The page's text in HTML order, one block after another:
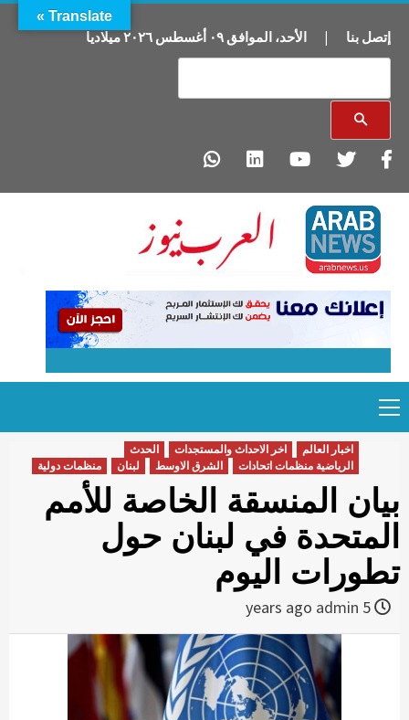
إتصل بنا | الأحد، الموافق٠٩ أغسطس ٢٠٢٦ميلاديا
to
content
Menu
اخبار العالم اخر الاحداث والمستجدات
الحدث
الرياضية منظمات اتحادات
الشرق الاوسط لبنان منظمات دولية
بيان المنسقة الخاصة للأمم
المتحدة في لبنان حول
تطورات اليوم
admin
Translate »